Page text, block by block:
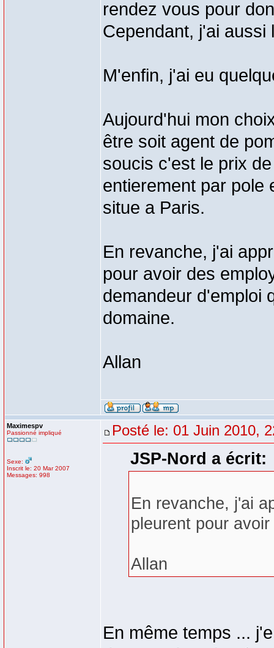
rendez vous pour
Cependant, j'ai aussi
M'enfin, j'ai eu
Aujourd'hui mon
être soit agent de
soucis c'est le prix
entierement par pole
situe a Paris.
En revanche, j'ai
pour avoir des
demandeur d'emploi
domaine.
Allan
Maximespv
Passionné impliqué
Sexe:
Inscrit le: 20 Mar 2007
Messages: 998
Posté le: 01 Juin 2010,
JSP-Nord a écrit:
En revanche, j'ai
pleurent pour
Allan
En même temps ...